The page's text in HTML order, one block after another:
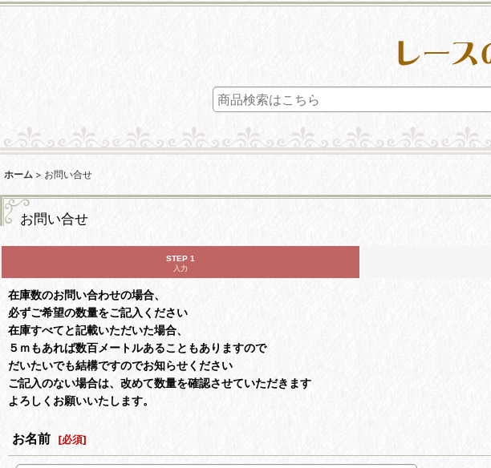
ホーム > お問い合せ
お問い合せ
STEP 1
入力
在庫数のお問い合わせの場合、
必ずご希望の数量をご記入ください
在庫すべてと記載いただいた場合、
５ｍもあれば数百メートルあることもありますので
だいたいでも結構ですのでお知らせください
ご記入のない場合は、改めて数量を確認させていただきます
よろしくお願いいたします。
お名前 [必須]